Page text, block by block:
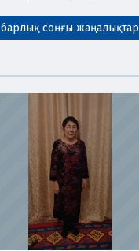
барлық соңғы жаңалықтар